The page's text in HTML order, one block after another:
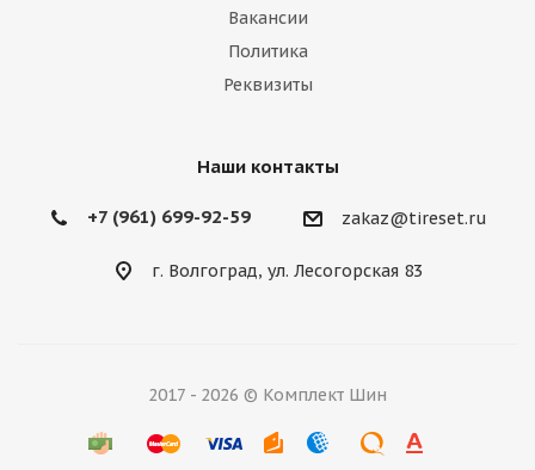
Вакансии
Политика
Реквизиты
Наши контакты
+7 (961) 699-92-59 zakaz@tireset.ru
г. Волгоград, ул. Лесогорская 83
2017 - 2026 © Комплект Шин